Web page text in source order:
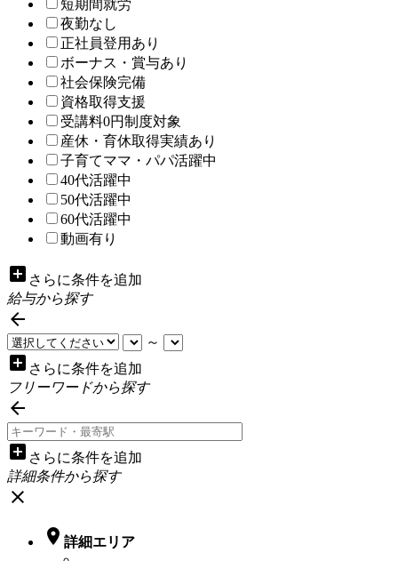
短期間就労
夜勤なし
正社員登用あり
ボーナス・賞与あり
社会保険完備
資格取得支援
受講料0円制度対象
産休・育休取得実績あり
子育てママ・パパ活躍中
40代活躍中
50代活躍中
60代活躍中
動画有り
add_box さらに条件を追加
給与から探す

～
add_box さらに条件を追加
フリーワードから探す

add_box さらに条件を追加
詳細条件から探す
close
 詳細エリア